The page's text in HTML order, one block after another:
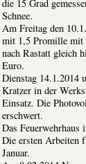
die 15 Grad
Schnee.
Am Freitag den
mit 1,5 Promille mit
nach Rastatt gleich
Euro.
Dienstag 14.1.2014
Kratzer in der
Einsatz. Die
erschwert.
Das Feuerwehrhaus
Die ersten Arbeiten
Januar.